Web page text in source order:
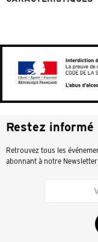
Restez informé
Retrouvez tous les
abonnant à notre